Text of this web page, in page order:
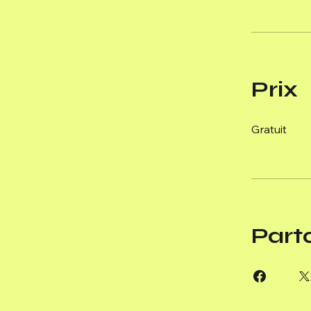
Prix
Gratuit